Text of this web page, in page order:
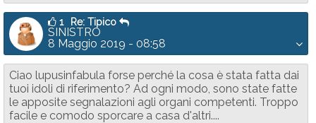
1 Re: Tipico
SINISTRO
8 Maggio 2019 - 08:58
Ciao lupusinfabula forse perché la cosa è stata fatta dai
tuoi idoli di riferimento? Ad ogni modo, sono state fatte
le apposite segnalazioni agli organi competenti. Troppo
facile e comodo sporcare a casa d'altri....